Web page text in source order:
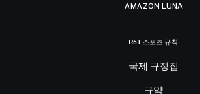
AMAZON LUNA
R6 E스포츠 규칙
국제 규정집
규약